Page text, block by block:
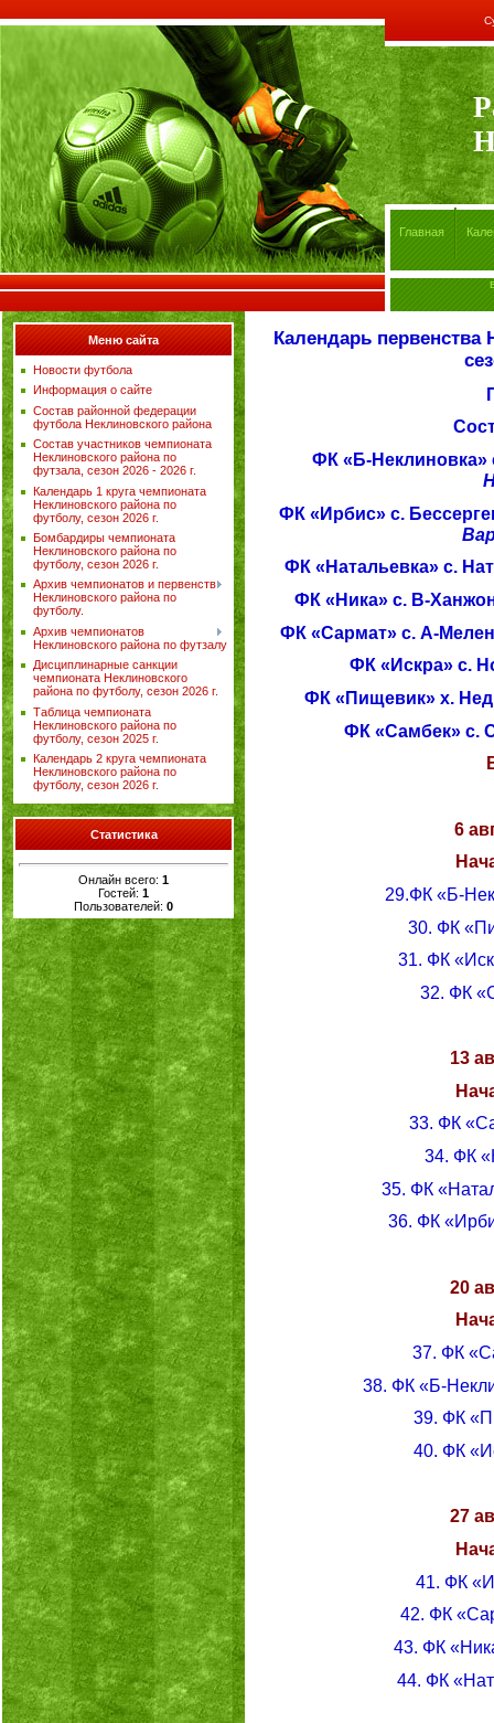
Главная
Меню сайта
Новости футбола
Информация о сайте
Состав районной федерации
футбола Неклиновского района
Состав участников чемпионата
Неклиновского района по
футзала, сезон 2026 - 2026 г.
Календарь 1 круга чемпионата
Неклиновского района по
футболу, сезон 2026 г.
Бомбардиры чемпионата
Неклиновского района по
футболу, сезон 2026 г.
Архив чемпионатов и первенств
Неклиновского района по
футболу.
Архив чемпионатов
Неклиновского района по футзалу
Дисциплинарные санкции
чемпионата Неклиновского
района по футболу, сезон 2026 г.
Таблица чемпионата
Неклиновского района по
футболу, сезон 2025 г.
Календарь 2 круга чемпионата
Неклиновского района по
футболу, сезон 2026 г.
Статистика
Онлайн всего: 1
Гостей: 1
Пользователей: 0
Календарь первенства
ФК «Б-Неклиновка»
ФК «Ирбис» с.
ФК «Натальевка» с.
ФК «Ника» с. В-
ФК «Сармат» с. А-
ФК «Искра» с.
ФК «Пищевик» х.
ФК «Самбек» с.
6
29.ФК «Б-
30. ФК
31. ФК
32. ФК
13
33. ФК
34. ФК
35. ФК
36. ФК
20
37. ФК
38. ФК «Б-
39. ФК
40. ФК
27
41. ФК
42. ФК
43. ФК
44. ФК